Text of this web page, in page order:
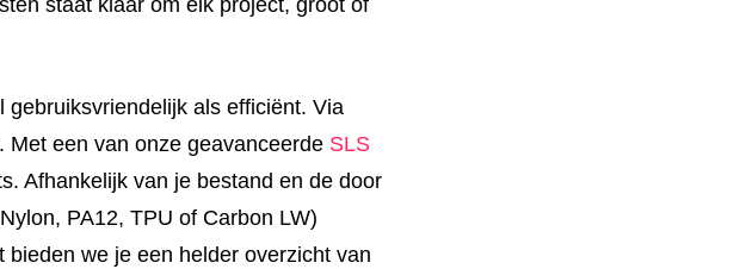
staat klaar om elk project, groot of
als efficiënt. Via
een van onze geavanceerde SLS
Afhankelijk van je bestand en de door
PA12, TPU of Carbon LW)
we je een helder overzicht van